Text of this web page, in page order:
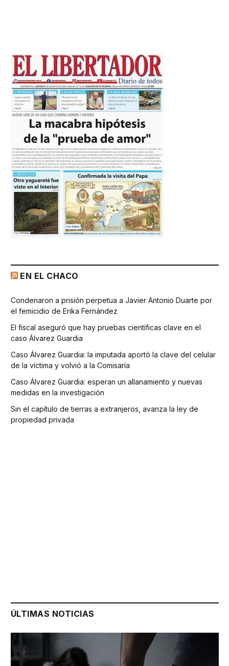
EN EL CHACO
Condenaron a prisión perpetua a Javier Antonio Duarte por
el femicidio de Erika Fernández
El fiscal aseguró que hay pruebas científicas clave en el
caso Álvarez Guardia
Caso Álvarez Guardia: la imputada aportó la clave del celular
de la víctima y volvió a la Comisaría
Caso Álvarez Guardia: esperan un allanamiento y nuevas
medidas en la investigación
Sin el capítulo de tierras a extranjeros, avanza la ley de
propiedad privada
ÚLTIMAS NOTICIAS